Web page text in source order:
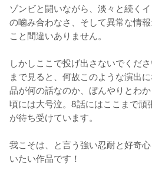
ゾンビと闘いながら、淡々と続く
の噛み合わなさ、そして異常な情
こと間違いありません。
しかしここで投げ出さないでくだ
まで見ると、何故このような演出
品が何の話なのか、ぼんやりとわ
頃には大号泣。8話にはここまで頑
が待ち受けています。
我こそは、と言う強い忍耐と好奇
いたい作品です！